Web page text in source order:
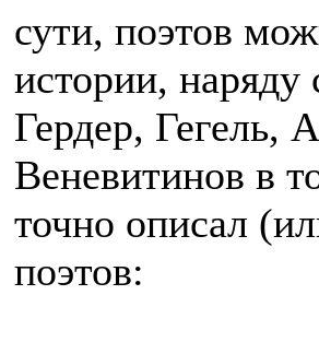
сути, поэтов
истории,
Гердер, Гегель,
Веневитинов в
точно описал
поэтов: